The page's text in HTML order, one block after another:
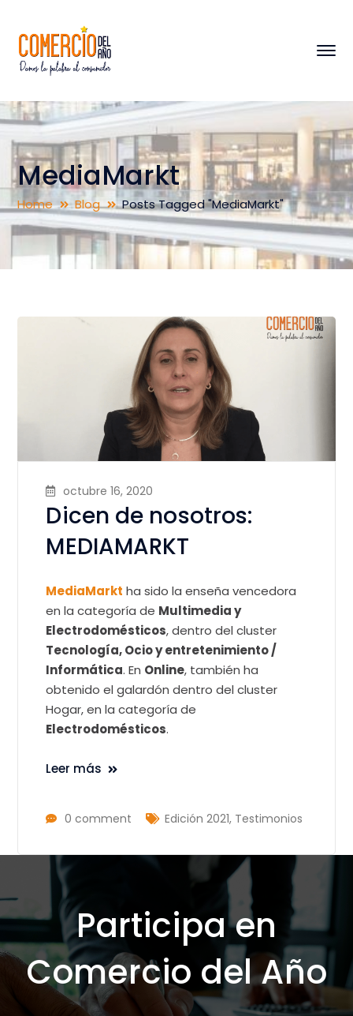
MediaMarkt
Home Blog Posts Tagged "MediaMarkt"
octubre 16, 2020
Dicen de nosotros:
MEDIAMARKT
MediaMarkt ha sido la enseña vencedora
en la categoría de Multimedia y
Electrodomésticos, dentro del cluster
Tecnología, Ocio y entretenimiento /
Informática. En Online, también ha
obtenido el galardón dentro del cluster
Hogar, en la categoría de
Electrodomésticos.
Leer más
0 comment Edición 2021, Testimonios
Participa en
Comercio del Año